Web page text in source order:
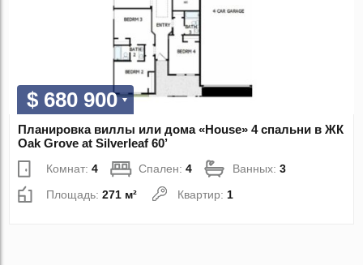
$ 680 900
Планировка виллы или дома «House» 4 спальни в ЖК
Oak Grove at Silverleaf 60’
Комнат:4 Спален:4 Ванных:3
Площадь:271 м² Квартир: 1